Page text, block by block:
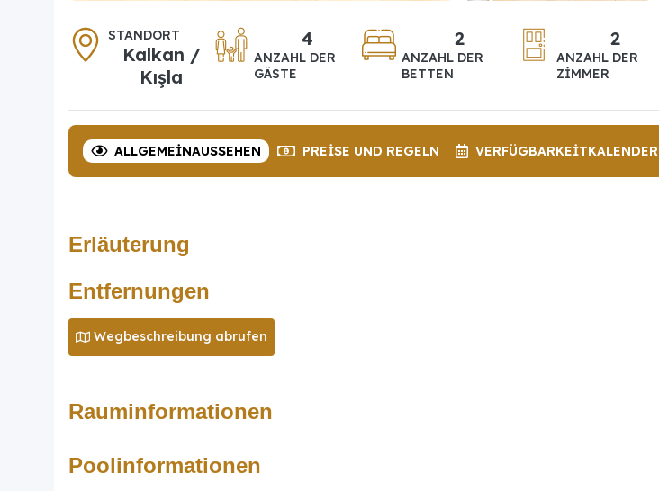
STANDORT
Kalkan /
Kışla
4
ANZAHL DER
GÄSTE
2
ANZAHL DER
BETTEN
2
ANZAHL DER
ZIMMER
ALLGEMEINAUSSEHEN PREISE UND REGELN VERFÜGBARKEITKALENDER
Erläuterung
Entfernungen
Wegbeschreibung abrufen
Rauminformationen
Poolinformationen